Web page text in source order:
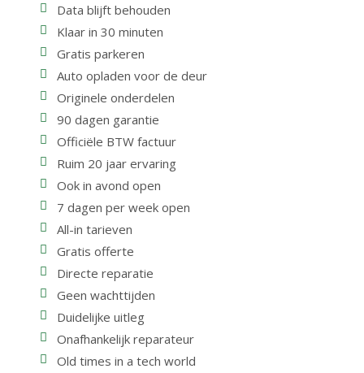
Data blijft behouden
Klaar in 30 minuten
Gratis parkeren
Auto opladen voor de deur
Originele onderdelen
90 dagen garantie
Officiële BTW factuur
Ruim 20 jaar ervaring
Ook in avond open
7 dagen per week open
All-in tarieven
Gratis offerte
Directe reparatie
Geen wachttijden
Duidelijke uitleg
Onafhankelijk reparateur
Old times in a tech world